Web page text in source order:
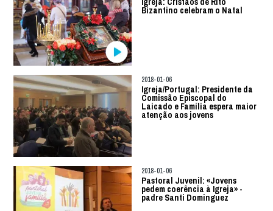
Bizantino celebram o Natal
2018-01-06
Igreja/Portugal: Presidente da
Comissão Episcopal do
Laicado e Família espera maior
atenção aos jovens
2018-01-06
Pastoral Juvenil: «Jovens
pedem coerência à Igreja» -
padre Santi Dominguez